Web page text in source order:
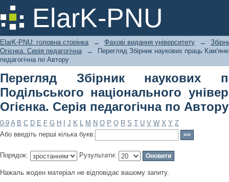
ElarK-PNU
Перегляд Збірник наукових
університету імені Івана Огієнка.
ElarK-PNU: головна сторінка → Фахові видання університету →
Огієнка. Серія педагогічна
→
Перегляд Збірник наукових праць
педагогічна по Автору
Перегляд Збірник наукових
Подільського національного
Огієнка. Серія педагогічна по Автору
0-9 A B C D E F G H J K L M N O P Q R S T U V W X Y Z
Або введіть перші кілька букв:
Порядок: Рузультати:
Нажаль жоден матеріал не відповідає вашому запиту.